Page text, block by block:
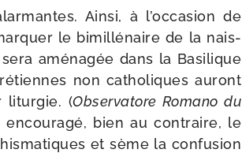
Ainsi, à l’occasion de
le bimil­lé­naire de la nais­
amé­na­gée dans la Basilique
non catho­liques auront
litur­gie. (Observatore Romano du
encou­ra­gé, bien au contraire, le
et sème la confu­sion